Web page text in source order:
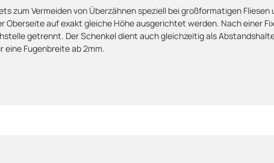
zum Vermeiden von Überzähnen speziell bei großformatigen
auf exakt gleiche Höhe ausgerichtet werden. Nach einer
getrennt. Der Schenkel dient auch gleichzeitig als
eine Fugenbreite ab 2mm.